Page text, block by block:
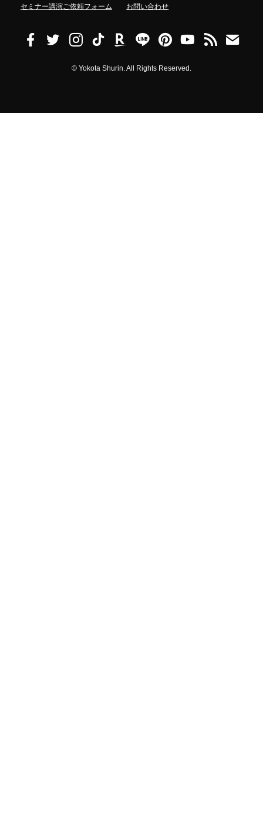
セミナー講演ご依頼フォーム お問い合わせ
© Yokota Shurin. All Rights Reserved.